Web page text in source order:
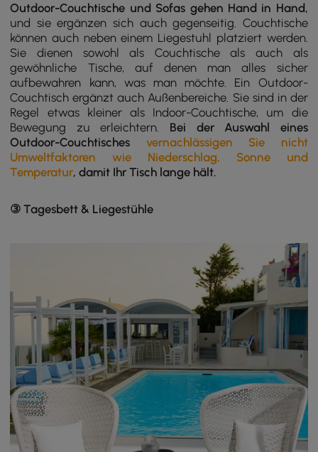
Outdoor-Couchtische und Sofas gehen Hand in Hand,
und sie ergänzen sich auch gegenseitig. Couchtische
können auch neben einem Liegestuhl platziert werden.
Sie dienen sowohl als Couchtische als auch als
gewöhnliche Tische, auf denen man alles sicher
aufbewahren kann, was man möchte. Ein Outdoor-
Couchtisch ergänzt auch Außenbereiche. Sie sind in der
Regel etwas kleiner als Indoor-Couchtische, um die
Bewegung zu erleichtern. Bei der Auswahl eines
Outdoor-Couchtisches vernachlässigen Sie nicht
Umweltfaktoren wie Niederschlag, Sonne und
Temperatur, damit Ihr Tisch lange hält.
③ Tagesbett & Liegestühle